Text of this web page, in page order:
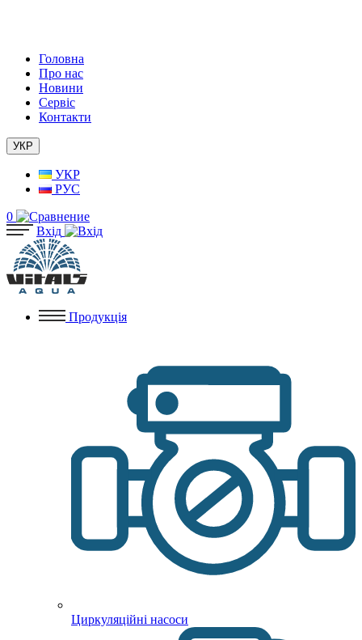
Головна
Про нас
Новини
Сервіс
Контакти
УКР
УКР
РУС
0
Вхід
Продукція
Циркуляційні насоси